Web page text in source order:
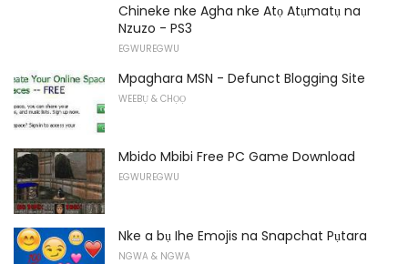
Chineke nke Agha nke Atọ Atụmatụ na
Nzuzo - PS3
EGWUREGWU
Mpaghara MSN - Defunct Blogging Site
WEEBỤ & CHỌỌ
Mbido Mbibi Free PC Game Download
EGWUREGWU
Nke a bụ Ihe Emojis na Snapchat Pụtara
NGWA & NGWA